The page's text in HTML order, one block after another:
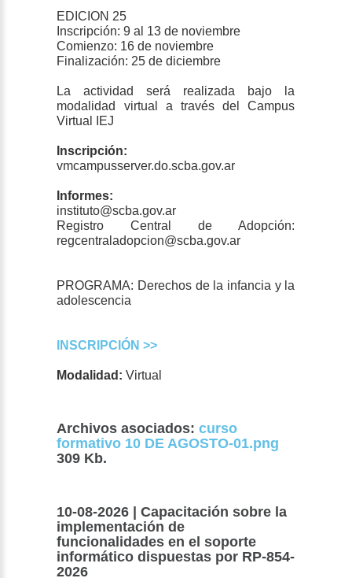
EDICION 25
Inscripción: 9 al 13 de noviembre
Comienzo: 16 de noviembre
Finalización: 25 de diciembre
La actividad será realizada bajo la
modalidad virtual a través del Campus
Virtual IEJ
Inscripción:
vmcampusserver.do.scba.gov.ar
Informes:
instituto@scba.gov.ar
Registro Central de Adopción:
regcentraladopcion@scba.gov.ar
PROGRAMA: Derechos de la infancia y la
adolescencia
INSCRIPCIÓN >>
Modalidad:Virtual
Archivos asociados: curso
formativo 10 DE AGOSTO-01.png
309 Kb.
10-08-2026 | Capacitación sobre la
implementación de
funcionalidades en el soporte
informático dispuestas por RP-854-
2026